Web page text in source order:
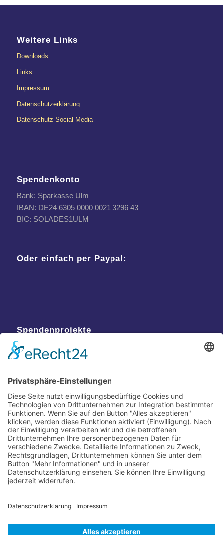
Weitere Links
Downloads
Links
Impressum
Datenschutzerklärung
Datenschutz Social Media
Spendenkonto
Bank: Sparkasse Ulm
IBAN: DE24 6305 0000 0021 3296 43
BIC: SOLADES1ULM
Oder einfach per Paypal:
Spendenprojekte
Kontakt
Postanschrift
Traumkatzen e.V.
89231 Neu-Ulm